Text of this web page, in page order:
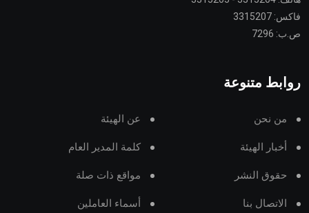
فاكس: 3315207
ص.ب: 7296
روابط متنوعة
من نحن عن الهيئة
أخبار الهيئة كلمة المدير العام
حقوق النشر مواقع ذات صلة
الاتصال بنا أسماء العاملين